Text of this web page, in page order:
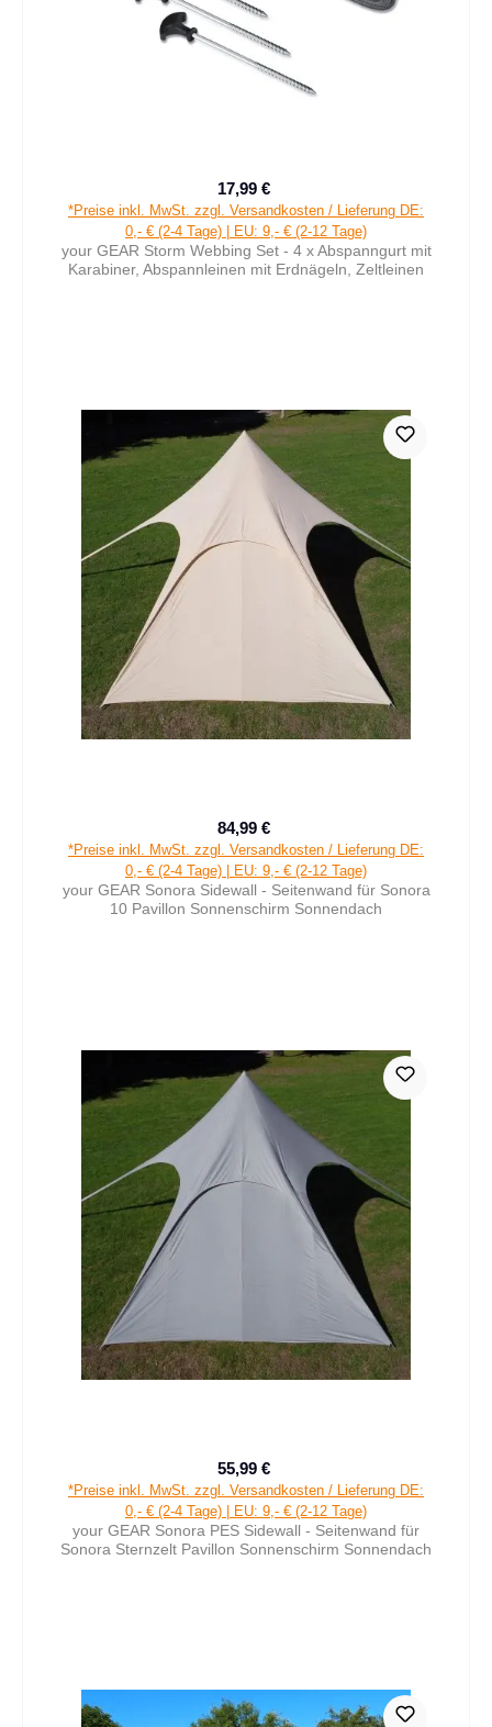
Verkaufspreis:
17,99 €
*Preise inkl. MwSt. zzgl. Versandkosten / Lieferung DE:
0,- € (2-4 Tage) | EU: 9,- € (2-12 Tage)
your GEAR Storm Webbing Set - 4 x Abspanngurt mit
Karabiner, Abspannleinen mit Erdnägeln, Zeltleinen
Verkaufspreis:
84,99 €
*Preise inkl. MwSt. zzgl. Versandkosten / Lieferung DE:
0,- € (2-4 Tage) | EU: 9,- € (2-12 Tage)
your GEAR Sonora Sidewall - Seitenwand für Sonora
10 Pavillon Sonnenschirm Sonnendach
Verkaufspreis:
55,99 €
*Preise inkl. MwSt. zzgl. Versandkosten / Lieferung DE:
0,- € (2-4 Tage) | EU: 9,- € (2-12 Tage)
your GEAR Sonora PES Sidewall - Seitenwand für
Sonora Sternzelt Pavillon Sonnenschirm Sonnendach